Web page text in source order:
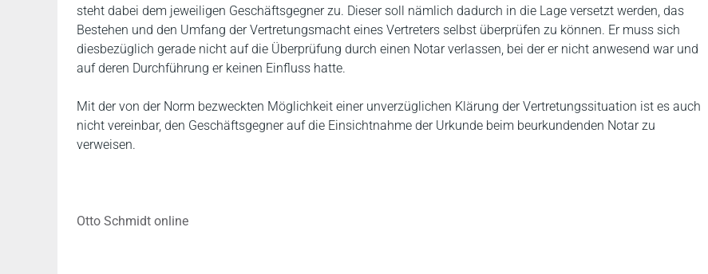
steht dabei dem jeweiligen Geschäftsgegner zu. Dieser soll nämlich dadurch in die Lage versetzt werden, das
Bestehen und den Umfang der Vertretungsmacht eines Vertreters selbst überprüfen zu können. Er muss sich
diesbezüglich gerade nicht auf die Überprüfung durch einen Notar verlassen, bei der er nicht anwesend war und
auf deren Durchführung er keinen Einfluss hatte.
Mit der von der Norm bezweckten Möglichkeit einer unverzüglichen Klärung der Vertretungssituation ist es auch
nicht vereinbar, den Geschäftsgegner auf die Einsichtnahme der Urkunde beim beurkundenden Notar zu
verweisen.
Otto Schmidt online